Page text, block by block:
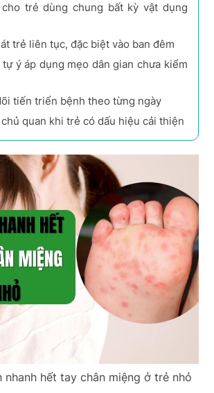
cho trẻ dùng chung bất kỳ vật dụng
trẻ liên tục, đặc biệt vào ban đêm
tự ý áp dụng mẹo dân gian chưa kiểm
tiến triển bệnh theo từng ngày
quan khi trẻ có dấu hiệu cải thiện
nhanh hết tay chân miệng ở trẻ nhỏ